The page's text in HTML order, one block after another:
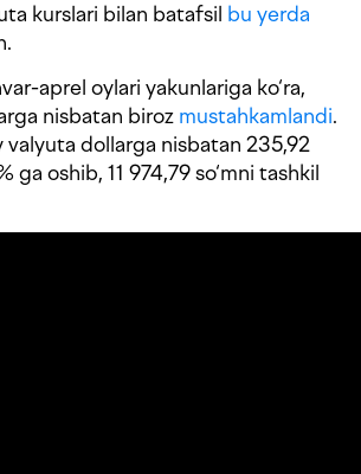
kurslari bilan batafsil bu yerda
aprel oylari yakunlariga ko‘ra,
nisbatan biroz mustahkamlandi.
valyuta dollarga nisbatan 235,92
ga oshib, 11 974,79 so‘mni tashkil